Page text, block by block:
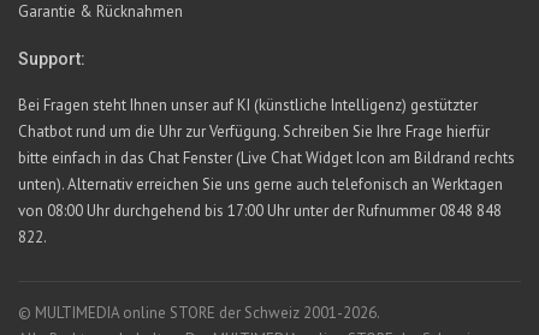
Garantie & Rücknahmen
Support:
Bei Fragen steht Ihnen unser auf KI (künstliche Intelligenz) gestützter
Chatbot rund um die Uhr zur Verfügung. Schreiben Sie Ihre Frage hierfür
bitte einfach in das Chat Fenster (Live Chat Widget Icon am Bildrand rechts
unten). Alternativ erreichen Sie uns gerne auch telefonisch an Werktagen
von 08:00 Uhr durchgehend bis 17:00 Uhr unter der Rufnummer 0848 848
822.
© MULTIMEDIA online STORE der Schweiz 2001-2026.